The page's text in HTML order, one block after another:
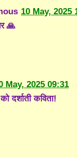
10 May, 2025
🙏
May, 2025 09:31
दर्शाती कविता!